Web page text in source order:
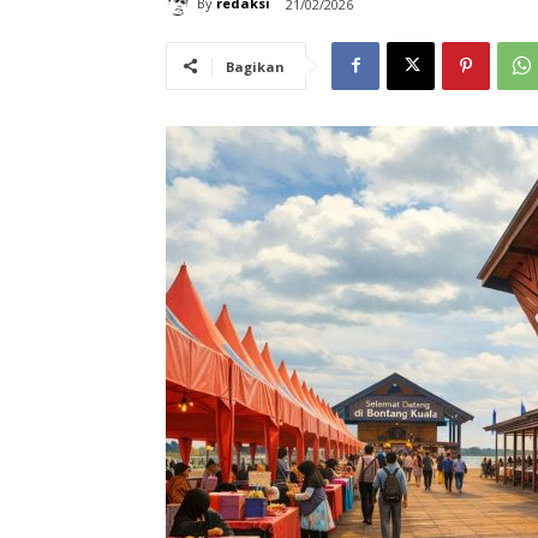
21/02/2026
Bagikan